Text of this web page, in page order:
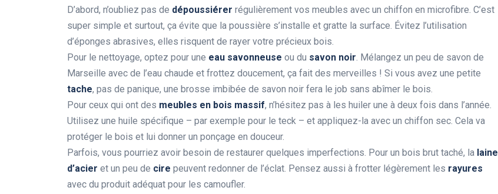
D’abord, n’oubliez pas de dépoussiérer régulièrement vos meubles avec un chiffon en microfibre. C’est
super simple et surtout, ça évite que la poussière s’installe et gratte la surface. Évitez l’utilisation
d’éponges abrasives, elles risquent de rayer votre précieux bois.
Pour le nettoyage, optez pour une eau savonneuse ou du savon noir. Mélangez un peu de savon de
Marseille avec de l’eau chaude et frottez doucement, ça fait des merveilles ! Si vous avez une petite
tache, pas de panique, une brosse imbibée de savon noir fera le job sans abîmer le bois.
Pour ceux qui ont des meubles en bois massif, n’hésitez pas à les huiler une à deux fois dans l’année.
Utilisez une huile spécifique – par exemple pour le teck – et appliquez-la avec un chiffon sec. Cela va
protéger le bois et lui donner un ponçage en douceur.
Parfois, vous pourriez avoir besoin de restaurer quelques imperfections. Pour un bois brut taché, la laine
d’acier et un peu de cire peuvent redonner de l’éclat. Pensez aussi à frotter légèrement les rayures
avec du produit adéquat pour les camoufler.
Les avantages de la
rénovation énergétique
pour votre portefeuille
28 décembre 2024